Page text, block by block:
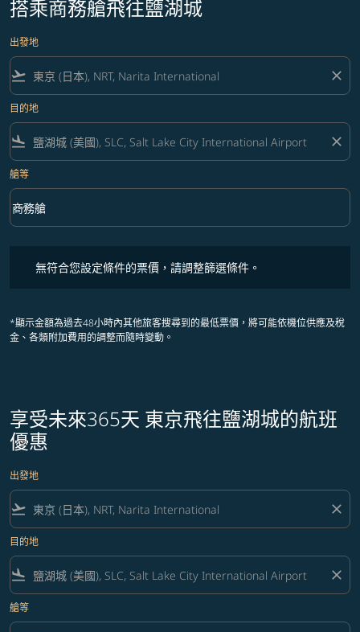
搭乘商務艙飛往鹽湖城
出發地
flight_takeoff close
目的地
flight_land close
艙等
艙等 option 商務艙 Selected
商務艙
keyboard_arrow_down
無符合您設定條件的票價，請調整篩選條件。
*顯示金額為過去48小時內其他旅客搜尋到的最低票價，將可能依機位供應及稅
金、各類附加費用的調整而隨時變動。
享受未來365天 東京飛往鹽湖城的航班
優惠
出發地
flight_takeoff close
目的地
flight_land close
艙等